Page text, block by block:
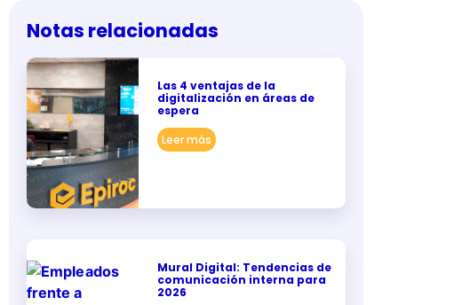
Notas relacionadas
Las 4 ventajas de la
digitalización en áreas de
espera
Leer más
Mural Digital: Tendencias de
comunicación interna para
2026